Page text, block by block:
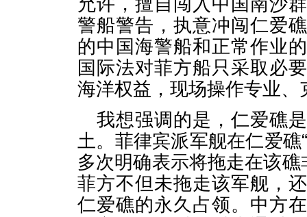
允许，擅自闯入中国南沙
警船警告，执意冲闯仁爱
的中国海警船和正常作业
国际法对菲方船只采取必
海洋权益，现场操作专业、
我想强调的是，仁爱礁
土。菲律宾派军舰在仁爱礁
多次明确表示将拖走在该礁
菲方不但未拖走该军舰，
仁爱礁的永久占领。中方